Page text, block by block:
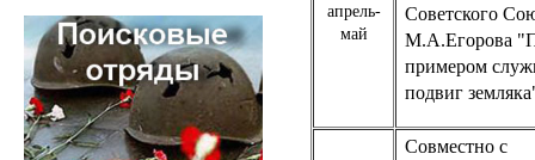
апрель-
май
Советского
М.А.Егорова
примером
подвиг
Совместно с